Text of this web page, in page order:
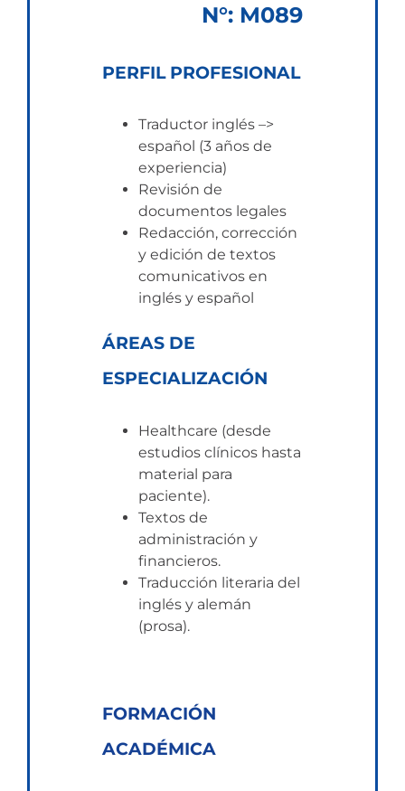
N°: M089
PERFIL PROFESIONAL
Traductor inglés –>
español (3 años de
experiencia)
Revisión de
documentos legales
Redacción, corrección
y edición de textos
comunicativos en
inglés y español
ÁREAS DE
ESPECIALIZACIÓN
Healthcare (desde
estudios clínicos hasta
material para
paciente).
Textos de
administración y
financieros.
Traducción literaria del
inglés y alemán
(prosa).
FORMACIÓN
ACADÉMICA